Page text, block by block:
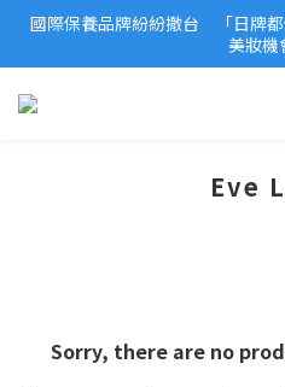
2026美妝小樣、試用品變少？
必懂5
國際保養品牌紛紛撤台　「日牌
美妝機
2026美妝小樣、試用品變少？
Eve
Sorry, there are no